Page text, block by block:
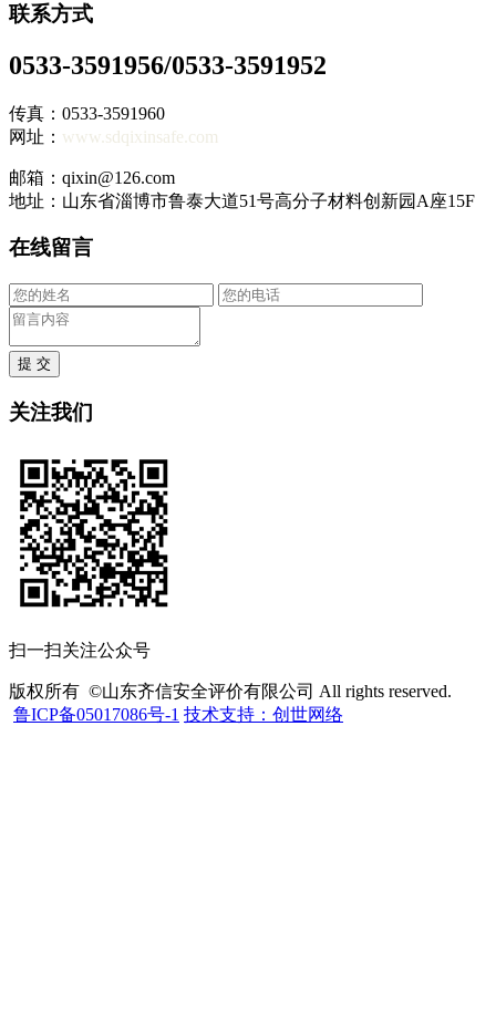
联系方式
0533-3591956/0533-3591952
传真：0533-3591960
网址： www.sdqixinsafe.com
邮箱：qixin@126.com
地址：山东省淄博市鲁泰大道51号高分子材料创新园A座15F
在线留言
提 交
关注我们
扫一扫关注公众号
版权所有 ©山东齐信安全评价有限公司 All rights reserved.
鲁ICP备05017086号-1 技术支持：创世网络